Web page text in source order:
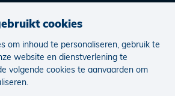
Nieuws Vacatures
cookies
om inhoud te personaliseren, gebruik te
website en dienstverlening te
volgende cookies te aanvaarden om